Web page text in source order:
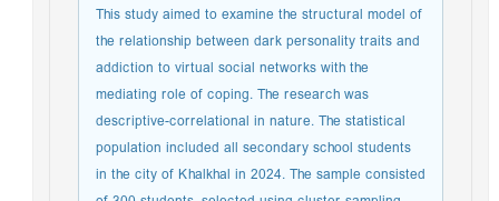
This study aimed to examine the structural model of
the relationship between dark personality traits and
addiction to virtual social networks with the
mediating role of coping. The research was
descriptive-correlational in nature. The statistical
population included all secondary school students
in the city of Khalkhal in 2024. The sample consisted